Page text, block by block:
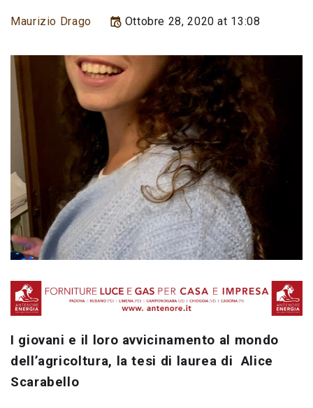
Maurizio Drago Ottobre 28, 2020 at 13:08
I giovani e il loro avvicinamento al mondo
dell’agricoltura, la tesi di laurea di Alice
Scarabello